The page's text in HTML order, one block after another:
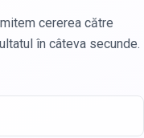
cererea către
în câteva secunde.